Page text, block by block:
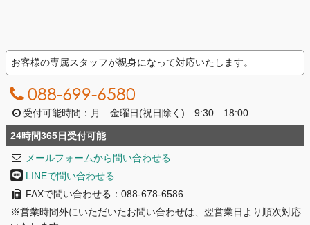
お客様の専属スタッフが親身になって対応いたします。
088-699-6580
受付可能時間：月―金曜日(祝日除く) 9:30―18:00
24時間365日受付可能
メールフォームから問い合わせる
LINEで問い合わせる
FAXで問い合わせる：088-678-6586
※営業時間外にいただいたお問い合わせは、翌営業日より順次対応